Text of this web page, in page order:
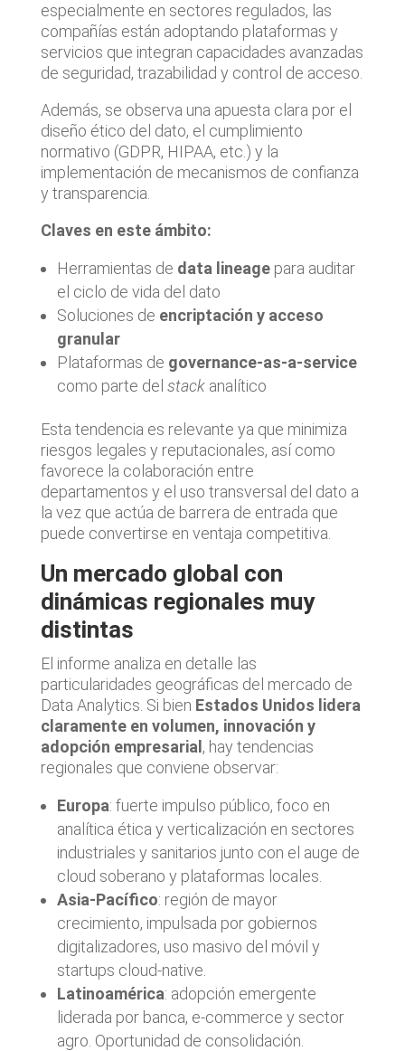
especialmente en sectores regulados, las
compañías están adoptando plataformas y
servicios que integran capacidades avanzadas
de seguridad, trazabilidad y control de acceso.
Además, se observa una apuesta clara por el
diseño ético del dato, el cumplimiento
normativo (GDPR, HIPAA, etc.) y la
implementación de mecanismos de confianza
y transparencia.
Claves en este ámbito:
Herramientas de data lineagepara auditar
el ciclo de vida del dato
Soluciones de encriptación y acceso
granular
Plataformas de governance-as-a-service
como parte del stack analítico
Esta tendencia es relevante ya que minimiza
riesgos legales y reputacionales, así como
favorece la colaboración entre
departamentos y el uso transversal del dato a
la vez que actúa de barrera de entrada que
puede convertirse en ventaja competitiva.
Un mercado global con
dinámicas regionales muy
distintas
El informe analiza en detalle las
particularidades geográficas del mercado de
Data Analytics. Si bien Estados Unidos lidera
claramente en volumen, innovación y
adopción empresarial , hay tendencias
regionales que conviene observar:
Europa: fuerte impulso público, foco en
analítica ética y verticalización en sectores
industriales y sanitarios junto con el auge de
cloud soberano y plataformas locales.
Asia-Pacífico: región de mayor
crecimiento, impulsada por gobiernos
digitalizadores, uso masivo del móvil y
startups cloud-native.
Latinoamérica: adopción emergente
liderada por banca, e-commerce y sector
agro. Oportunidad de consolidación.